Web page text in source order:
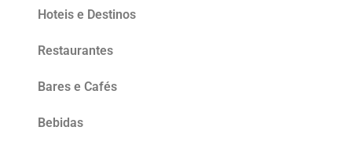
Hoteis e Destinos
Restaurantes
Bares e Cafés
Bebidas